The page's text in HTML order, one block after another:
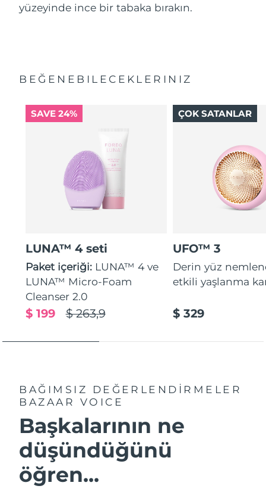
yüzeyinde ince bir tabaka bırakın.
BEĞENEBILECEKLERINIZ
SAVE 24%
LUNA™ 4 seti
Paket içeriği: LUNA™ 4 ve
LUNA™ Micro-Foam
Cleanser 2.0
$ 263,9
$ 199
UFO™ 3
Derin yüz
etkili yaşlanma
$ 329
ÇOK SATANLAR
BAĞIMSIZ DEĞERLENDİRMELER
BAZAAR VOICE
Başkalarının ne
düşündüğünü
öğren...